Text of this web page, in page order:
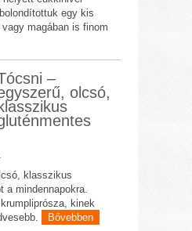
egy kis
magában is finom
–
olcsó,
klasszikus
a mindennapokra.
kinek
Bővebben